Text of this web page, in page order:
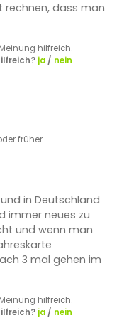
rechnen, dass man
hilfreich.
ja/ nein
früher
in Deutschland
immer neues zu
und wenn man
3 mal gehen im
hilfreich.
ja/ nein